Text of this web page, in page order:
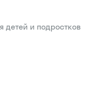
и подростков